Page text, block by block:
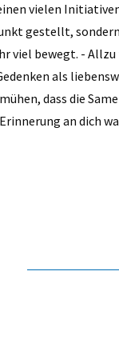
vielen
gestellt,
viel bewegt. - Allzu
als
dass die
an dich